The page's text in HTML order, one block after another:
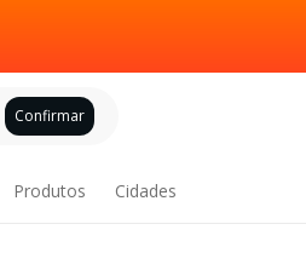
Confirmar
Produtos Cidades